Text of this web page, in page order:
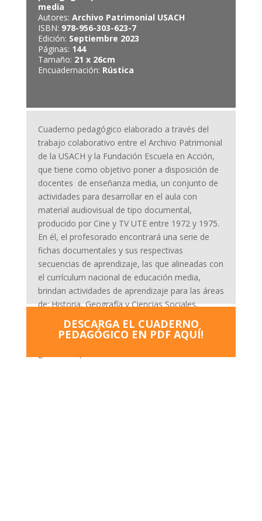
media
Autores: Archivo Patrimonial USACH
ISBN: 978-956-303-623-7
Edición: Septiembre 2023
Páginas: 144
Tamaño: 21 x 26cm
Encuadernación: Rústica
Cuaderno pedagógico elaborado a través del
trabajo colaborativo entre el Archivo Patrimonial
de la USACH y la Fundación Escuela en Acción,
que tiene como objetivo poner a disposición de
docentes de enseñanza media, un conjunto de
actividades para desarrollar en el aula con
material audiovisual de tipo documental,
producido por Cine y TV UTE entre 1972 y 1975.
En él, el profesorado encontrará una serie de
fichas documentales y sus respectivas
secuencias de aprendizaje, las que alineadas con
el currículum nacional de educación media,
brindan actividades de aprendizaje para las áreas
de: Historia, Geografía y Ciencias Sociales,
Lengua y Literatura, y Artes Visuales.
La publicación física es entregada de manera
DESCARGA EL CUADERNO
PEDAGÓGICO EN PDF AQUÍ!